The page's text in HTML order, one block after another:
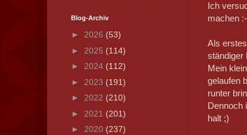
Ich
machen
Als
ständiger
Mein
gelaufen
runter
Dennoch
halt ;)
Blog-Archiv
► 2026 (53)
► 2025 (114)
► 2024 (112)
► 2023 (191)
► 2022 (210)
► 2021 (201)
► 2020 (237)